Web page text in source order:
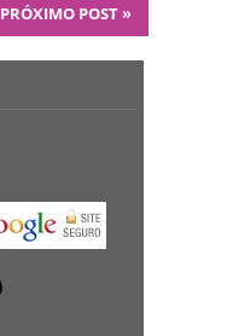
PRÓXIMO POST»